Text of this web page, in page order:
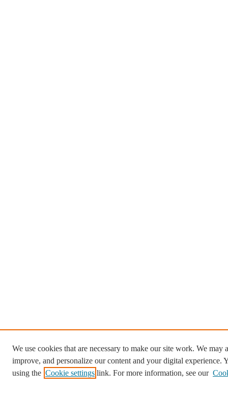
We use cookies that are necessary to make our site work. We may
improve, and personalize our content and your digital experience.
using the Cookie settings link. For more information, see our